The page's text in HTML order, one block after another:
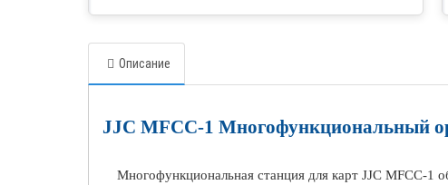
Описание
JJC MFCC-1 Многофункциональный
Многофункциональная станция для карт JJC MFCC-1